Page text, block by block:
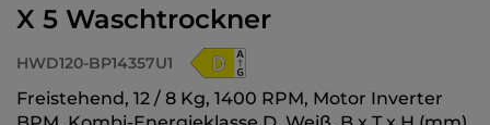
X 5 Waschtrockner
HWD120-BP14357U1
Freistehend, 12 / 8 Kg, 1400 RPM, Motor Inverter